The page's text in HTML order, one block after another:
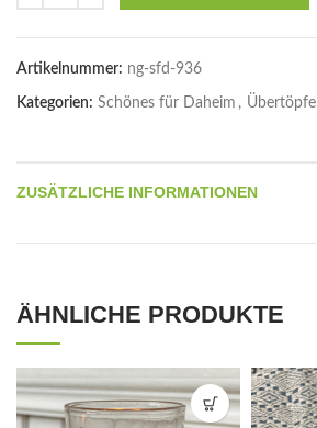
Artikelnummer: ng-sfd-936
Kategorien: Schönes für Daheim , Übertöpfe
ZUSÄTZLICHE INFORMATIONEN
ÄHNLICHE PRODUKTE